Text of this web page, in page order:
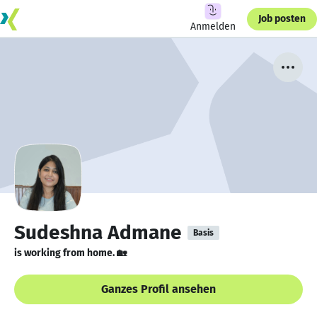
Anmelden
Job posten
Sudeshna Admane Basis
is working from home. 🏡
Ganzes Profil ansehen